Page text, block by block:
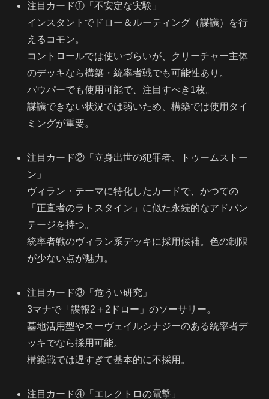
注目カード①「不安定な実験」
インスタントでドロー＆ルーティング（謀議）を行
えるコモン。
コントロールでは使いづらいが、クリーチャー主体
のデッキなら構築・統率者戦でも可能性あり。
パウパーでも使用可能で、注目すべき1枚。
謀議できない状況では弱いため、構築では使用タイ
ミングが重要。
注目カード②「立身出世の犯罪者、トゥームストー
ン」
ヴィラン・テーマに特化したカードで、かつての
「正直者のラトスタイン」に似た永続的なアドバン
テージを持つ。
統率者戦のヴィラン系デッキに採用候補。色の制限
が少ない点が魅力。
注目カード③「危うい研究」
3マナで「諜報2＋2ドロー」のソーサリー。
墓地活用型やスーヴェイルシナジーのある統率者デ
ッキでなら採用可能。
構築戦では遅すぎて基本的に不採用。
注目カード④「エレクトロの電撃」